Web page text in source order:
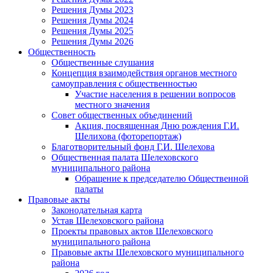
Решения Думы 2023
Решения Думы 2024
Решения Думы 2025
Решения Думы 2026
Общественность
Общественные слушания
Концепция взаимодействия органов местного
самоуправления с общественностью
Участие населения в решении вопросов
местного значения
Совет общественных объединений
Акция, посвященная Дню рождения Г.И.
Шелихова (фоторепортаж)
Благотворительный фонд Г.И. Шелехова
Общественная палата Шелеховского
муниципального района
Обращение к председателю Общественной
палаты
Правовые акты
Законодательная карта
Устав Шелеховского района
Проекты правовых актов Шелеховского
муниципального района
Правовые акты Шелеховского муниципального
района